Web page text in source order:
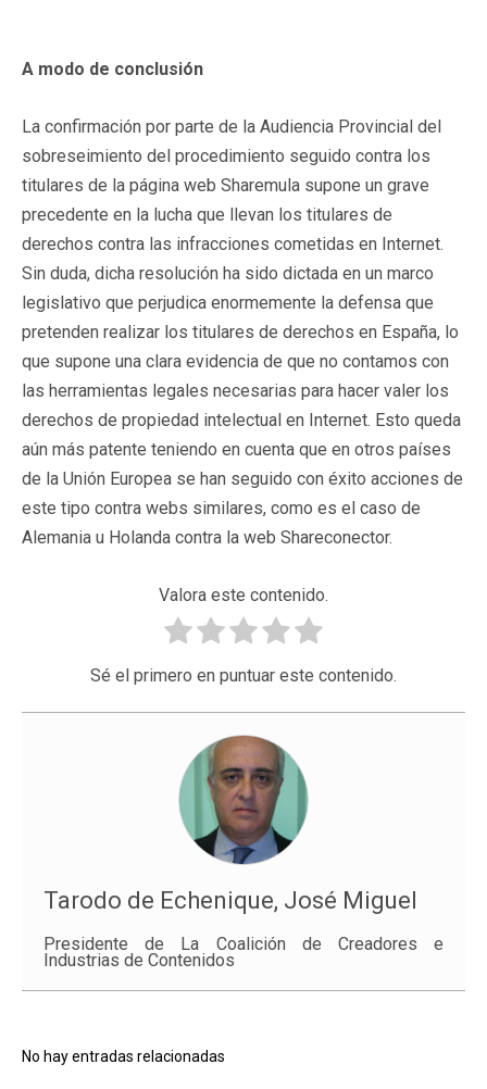
A modo de conclusión
La confirmación por parte de la Audiencia Provincial del
sobreseimiento del procedimiento seguido contra los
titulares de la página web Sharemula supone un grave
precedente en la lucha que llevan los titulares de
derechos contra las infracciones cometidas en Internet.
Sin duda, dicha resolución ha sido dictada en un marco
legislativo que perjudica enormemente la defensa que
pretenden realizar los titulares de derechos en España, lo
que supone una clara evidencia de que no contamos con
las herramientas legales necesarias para hacer valer los
derechos de propiedad intelectual en Internet. Esto queda
aún más patente teniendo en cuenta que en otros países
de la Unión Europea se han seguido con éxito acciones de
este tipo contra webs similares, como es el caso de
Alemania u Holanda contra la web Shareconector.
Valora este contenido.
Sé el primero en puntuar este contenido.
Tarodo de Echenique, José Miguel
Presidente de La Coalición de Creadores e
Industrias de Contenidos
No hay entradas relacionadas